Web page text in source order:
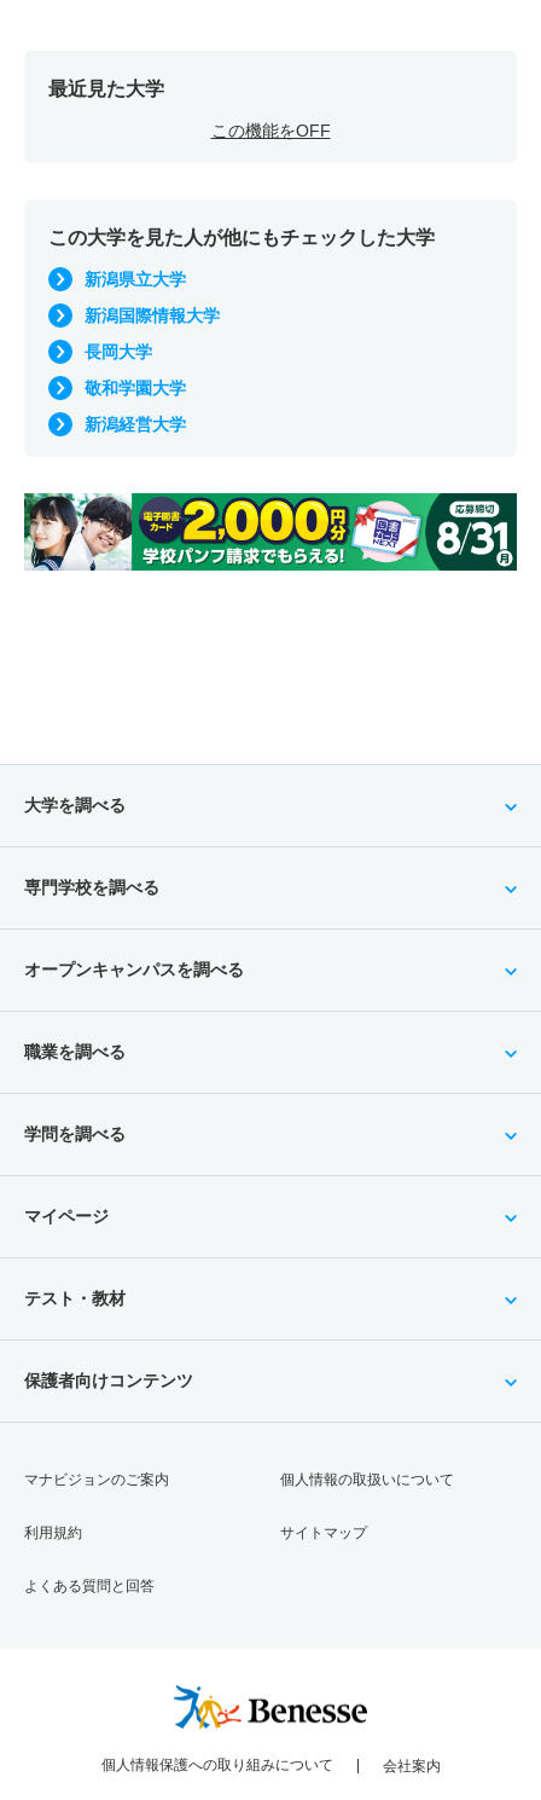
最近見た大学
この機能をOFF
この大学を見た人が他にもチェックした大学
新潟県立大学
新潟国際情報大学
長岡大学
敬和学園大学
新潟経営大学
大学を調べる
専門学校を調べる
オープンキャンパスを調べる
職業を調べる
学問を調べる
マイページ
テスト・教材
保護者向けコンテンツ
マナビジョンのご案内
利用規約
よくある質問と回答
個人情報の取扱いについて
サイトマップ
個人情報保護への取り組みについて 会社案内